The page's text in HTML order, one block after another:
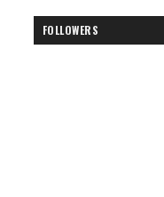
FOLLOWERS